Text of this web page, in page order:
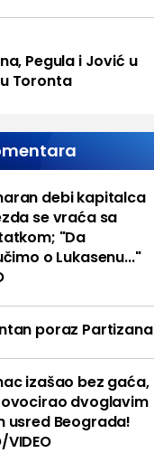
Pegula i Jović u
Toronta
debi kapitalca
se vraća sa
"Da
o Lukasenu..."
poraz Partizana
izašao bez gaća,
dvoglavim
usred Beograda!
VIDEO